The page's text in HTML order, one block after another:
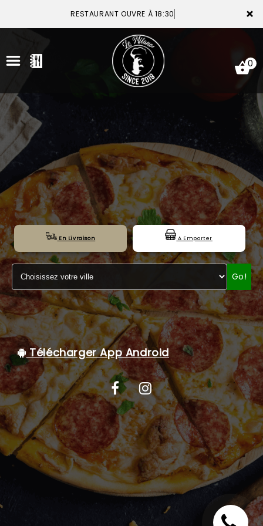
×
RESTAURANT OUVRE À 18:30
ACCUEIL
LA CARTE
VOTRE COMPTE
NOTRE RESTAURANT
VOS AVIS
MENTIONS LÉGALES
C.G.V
0
En Livraison A Emporter
Go!
Télécharger App Android